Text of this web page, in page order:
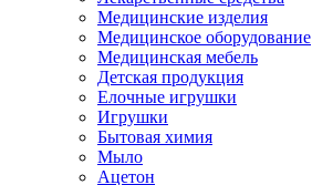
Медицинские изделия
Медицинское оборудование
Медицинская мебель
Детская продукция
Елочные игрушки
Игрушки
Бытовая химия
Мыло
Ацетон